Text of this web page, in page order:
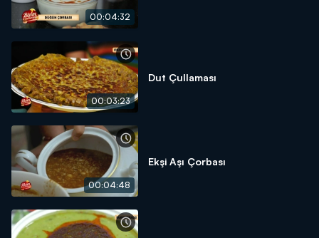
00:04:32
00:03:23
Dut Çullaması
00:04:48
Ekşi Aşı Çorbası